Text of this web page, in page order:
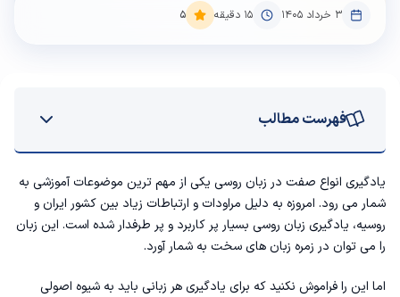
۳ خرداد ۱۴۰۵ 15 دقیقه 5
فهرست مطالب
آشنایی با انواع صفت در زبان روسی
صفات رایج در زبان روسی
یادگیری انواع صفت در زبان روسی یکی از مهم ترین موضوعات آموزشی به
شمار می رود. امروزه به دلیل مراودات و ارتباطات زیاد بین کشور ایران و
روسیه، یادگیری زبان روسی بسیار پر کاربرد و پر طرفدار شده است. این زبان
را می توان در زمره زبان های سخت به شمار آورد.
اما این را فراموش نکنید که برای یادگیری هر زبانی باید به شیوه اصولی